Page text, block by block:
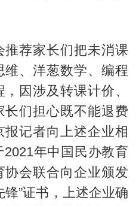
推荐家长们把未消课
维、洋葱数学、编程
因涉及转课计价、
长们担心既不能退费
报记者向上述企业相
年中国民办教育
会联合向企业颁发
锋”证书，上述企业确